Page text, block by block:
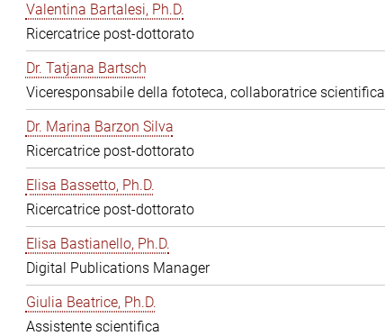
Valentina Bartalesi, Ph.D.
Ricercatrice post-dottorato
Dr. Tatjana Bartsch
Viceresponsabile della fototeca, collaboratrice scientifica
Dr. Marina Barzon Silva
Ricercatrice post-dottorato
Elisa Bassetto, Ph.D.
Ricercatrice post-dottorato
Elisa Bastianello, Ph.D.
Digital Publications Manager
Giulia Beatrice, Ph.D.
Assistente scientifica